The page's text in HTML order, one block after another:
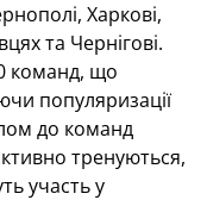
Харкові,
та Чернігові.
команд, що
популяризації
до команд
тренуються,
участь у